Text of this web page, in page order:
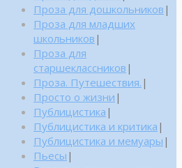
Проза для дошкольников |
Проза для младших
школьников |
Проза для
старшеклассников |
Проза. Путешествия. |
Просто о жизни |
Публицистика |
Публицистика и критика |
Публицистика и мемуары |
Пьесы |